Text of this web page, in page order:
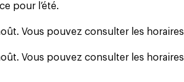
pour l’été.
Vous pouvez consulter les horaires
Vous pouvez consulter les horaires